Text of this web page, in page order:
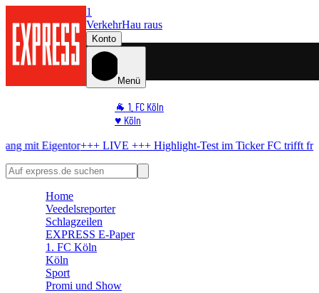
1
VerkehrHau raus
Konto
Menü
🐐 1. FC Köln
♥️ Köln
🏆 Sport
+++ LIVE +++Highlight-Test im TickerFC trifft früh – dann
Home
Veedelsreporter
Schlagzeilen
EXPRESS E-Paper
1. FC Köln
Köln
Sport
Promi und Show